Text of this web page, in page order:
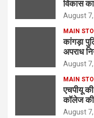
विकास
August
MAIN
कांगड़ा
अपराध
August
MAIN
एचपीयू
कॉलेज की
August